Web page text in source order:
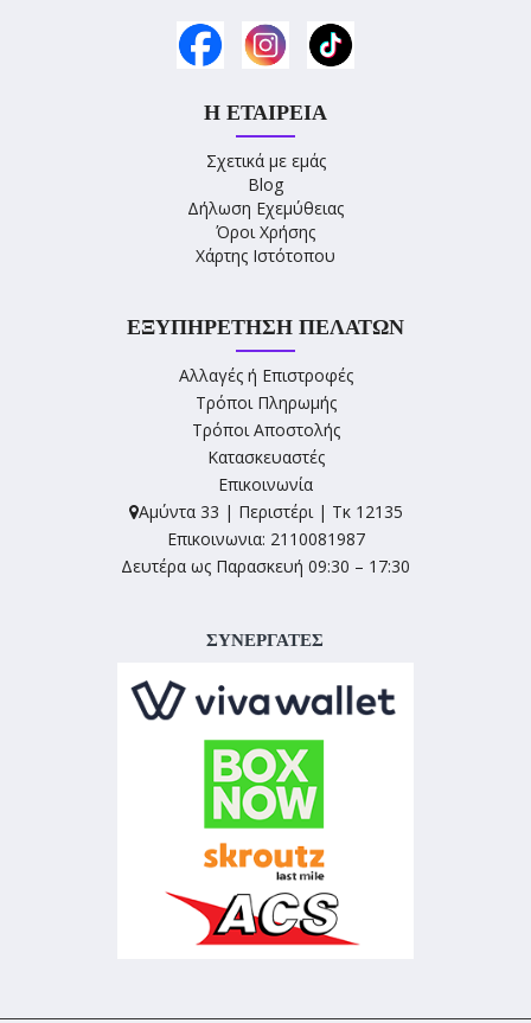
Η ΕΤΑΙΡΕΊΑ
Σχετικά με εμάς
Blog
Δήλωση Εχεμύθειας
Όροι Χρήσης
Χάρτης Ιστότοπου
ΕΞΥΠΗΡΈΤΗΣΗ ΠΕΛΑΤΏΝ
Αλλαγές ή Επιστροφές
Τρόποι Πληρωμής
Τρόποι Αποστολής
Κατασκευαστές
Επικοινωνία
Αμύντα 33 | Περιστέρι | Τκ 12135
Επικοινωνια: 2110081987
Δευτέρα ως Παρασκευή 09:30 – 17:30
ΣΥΝΕΡΓΑΤΕΣ